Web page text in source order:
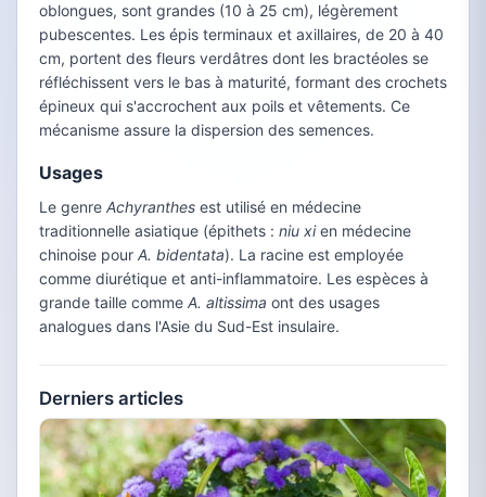
oblongues, sont grandes (10 à 25 cm), légèrement
pubescentes. Les épis terminaux et axillaires, de 20 à 40
cm, portent des fleurs verdâtres dont les bractéoles se
réfléchissent vers le bas à maturité, formant des crochets
épineux qui s'accrochent aux poils et vêtements. Ce
mécanisme assure la dispersion des semences.
Usages
Le genre Achyranthes est utilisé en médecine
traditionnelle asiatique (épithets : niu xien médecine
chinoise pour A. bidentata). La racine est employée
comme diurétique et anti-inflammatoire. Les espèces à
grande taille comme A. altissima ont des usages
analogues dans l'Asie du Sud-Est insulaire.
Derniers articles